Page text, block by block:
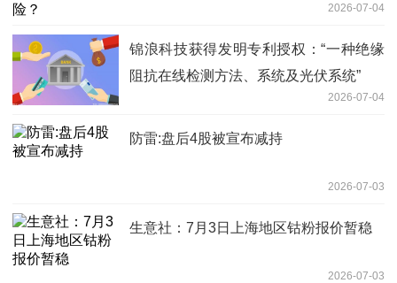
2026-07-04
锦浪科技获得发明专利授权：“一种绝缘
阻抗在线检测方法、系统及光伏系统”
2026-07-04
防雷:盘后4股被宣布减持
2026-07-03
生意社：7月3日上海地区钴粉报价暂稳
2026-07-03